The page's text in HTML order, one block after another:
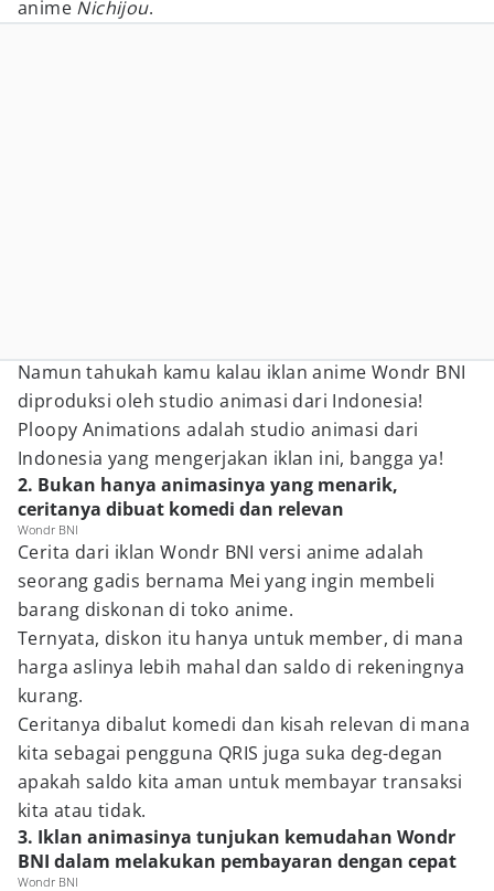
anime Nichijou.
Namun tahukah kamu kalau iklan anime Wondr BNI
diproduksi oleh studio animasi dari Indonesia!
Ploopy Animations adalah studio animasi dari
Indonesia yang mengerjakan iklan ini, bangga ya!
2. Bukan hanya animasinya yang menarik,
ceritanya dibuat komedi dan relevan
Wondr BNI
Cerita dari iklan Wondr BNI versi anime adalah
seorang gadis bernama Mei yang ingin membeli
barang diskonan di toko anime.
Ternyata, diskon itu hanya untuk member, di mana
harga aslinya lebih mahal dan saldo di rekeningnya
kurang.
Ceritanya dibalut komedi dan kisah relevan di mana
kita sebagai pengguna QRIS juga suka deg-degan
apakah saldo kita aman untuk membayar transaksi
kita atau tidak.
3. Iklan animasinya tunjukan kemudahan Wondr
BNI dalam melakukan pembayaran dengan cepat
Wondr BNI